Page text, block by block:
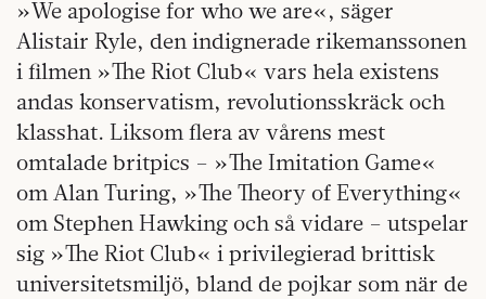
»We apologise for who we are«, säger
Alistair Ryle, den indignerade rikemanssonen
i filmen »The Riot Club« vars hela existens
andas konservatism, revolutionsskräck och
klasshat. Liksom flera av vårens mest
omtalade britpics – »The Imitation Game«
om Alan Turing, »The Theory of Everything«
om Stephen Hawking och så vidare – utspelar
sig »The Riot Club« i privilegierad brittisk
universitetsmiljö, bland de pojkar som när de